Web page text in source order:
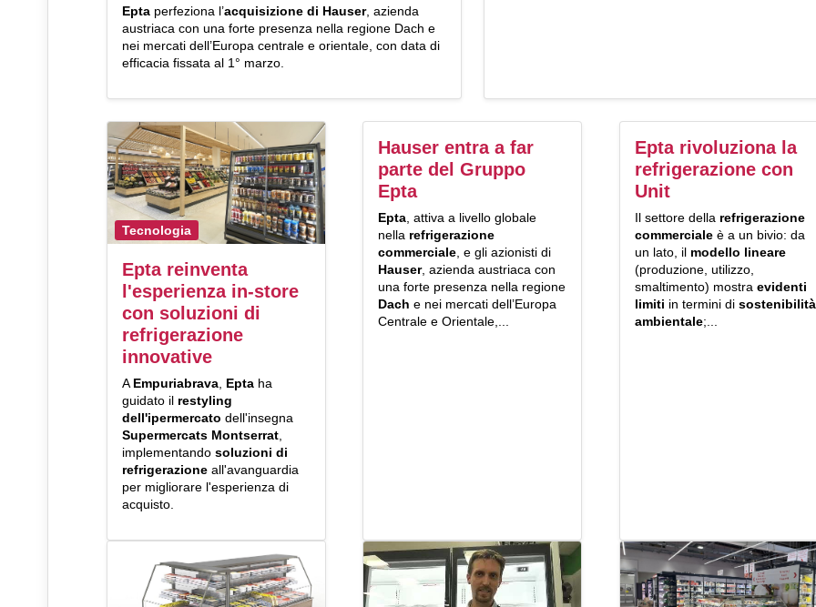
Epta perfeziona l’acquisizione di Hauser, azienda
austriaca con una forte presenza nella regione Dach e
nei mercati dell’Europa centrale e orientale, con data di
efficacia fissata al 1° marzo.
Tecnologia
Epta reinventa
l'esperienza in-store
con soluzioni di
refrigerazione
innovative
A Empuriabrava Epta ha
guidato il restyling
dell'ipermercato dell'insegna
Supermercats Montserrat
implementando soluzioni di
refrigerazione all'avanguardia
per migliorare l'esperienza di
acquisto.
Hauser entra a far
parte del Gruppo
Epta
Epta , attiva a livello globale
nella refrigerazione
commerciale , e gli azionisti di
Hauser, azienda austriaca con
una forte presenza nella regione
Dache nei mercati dell’Europa
Centrale e Orientale,...
Epta rivoluziona la
refrigerazione con
Unit
Il settore della refrigerazione
commercialeè a un bivio: da
un lato, il modello lineare
(produzione, utilizzo,
smaltimento) mostra evidenti
limiti in termini di sostenibilità
ambientale;...